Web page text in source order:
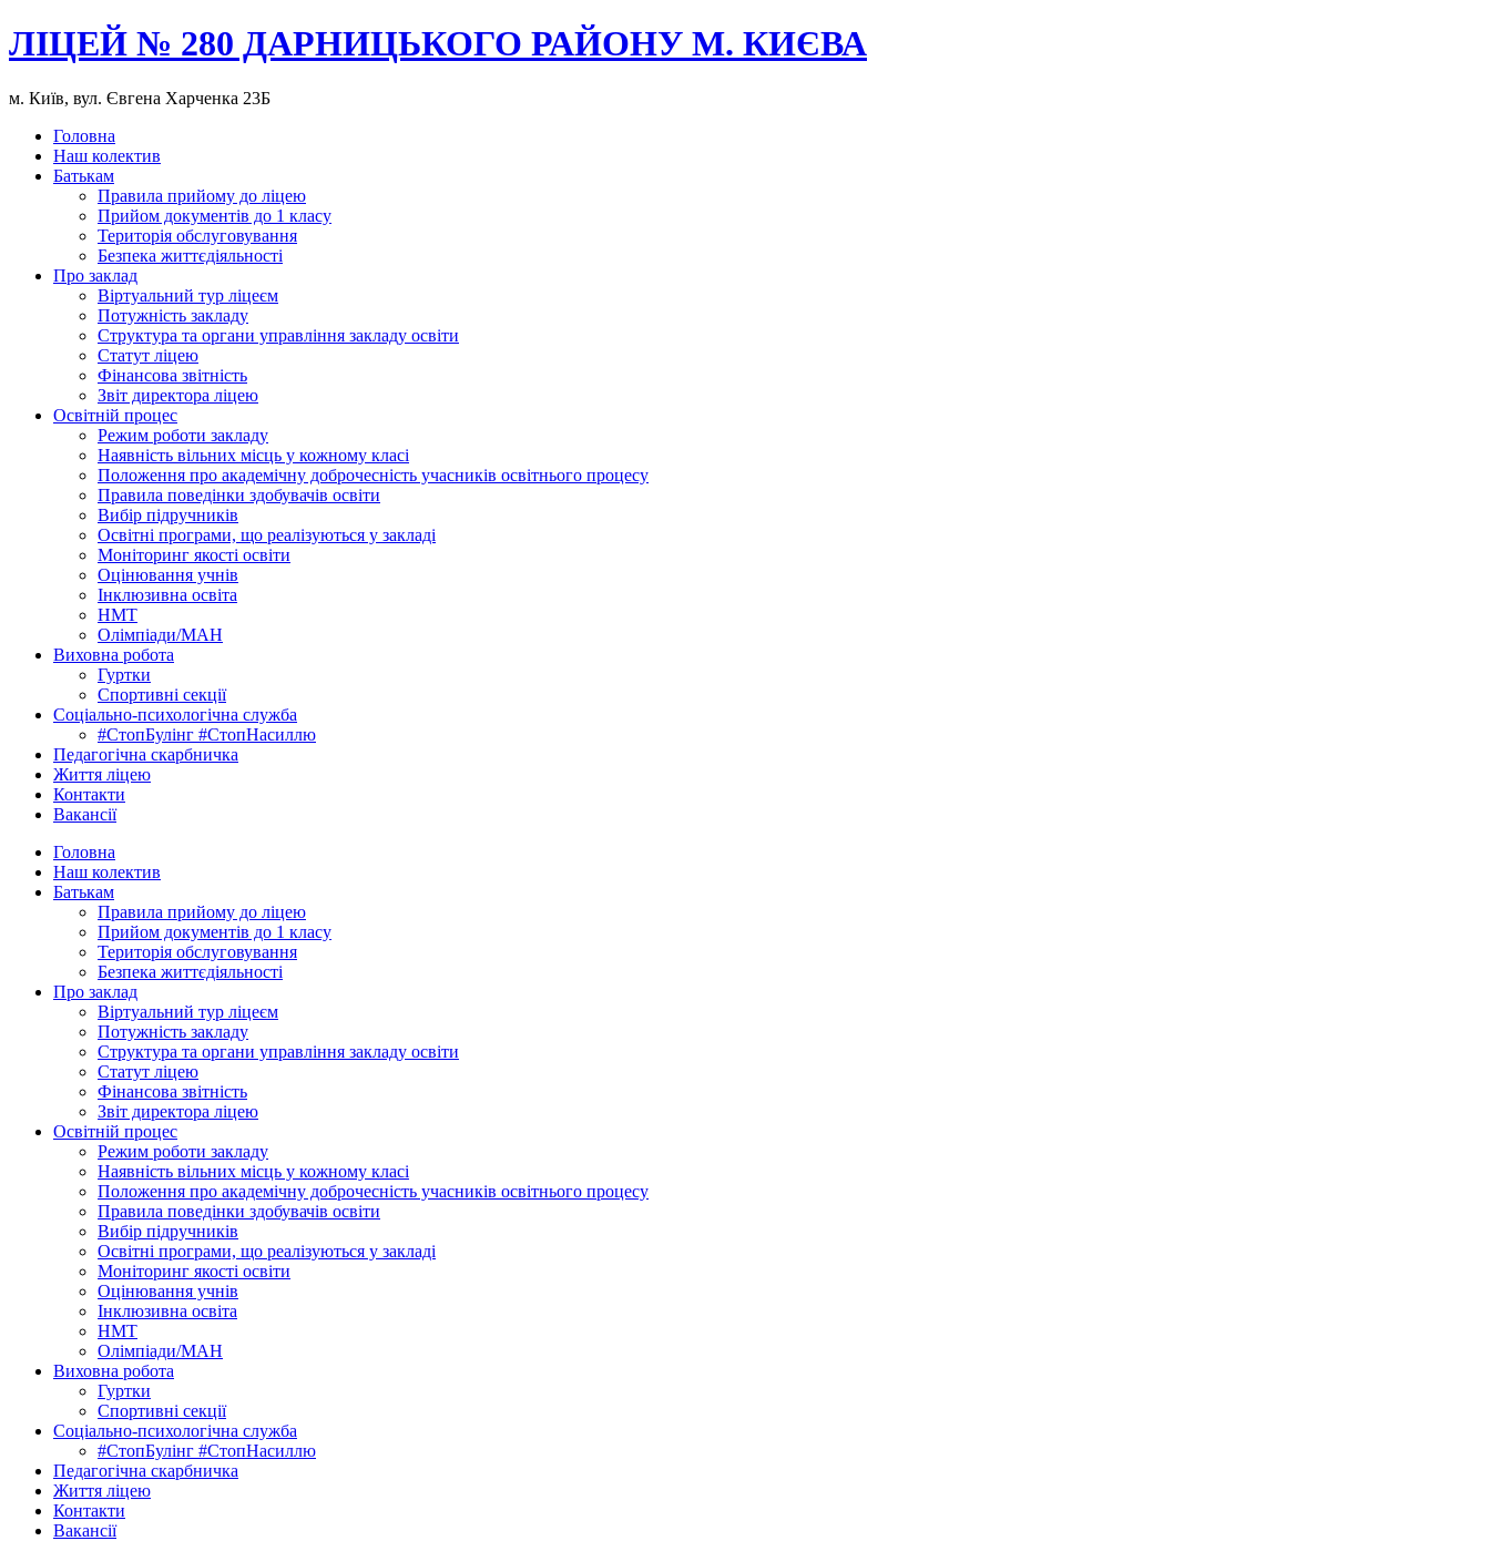
ЛІЦЕЙ № 280 ДАРНИЦЬКОГО РАЙОНУ М. КИЄВА
м. Київ, вул. Євгена Харченка 23Б
Головна
Наш колектив
Батькам
Правила прийому до ліцею
Прийом документів до 1 класу
Територія обслуговування
Безпека життєдіяльності
Про заклад
Віртуальний тур ліцеєм
Потужність закладу
Структура та органи управління закладу освіти
Статут ліцею
Фінансова звітність
Звіт директора ліцею
Освітній процес
Режим роботи закладу
Наявність вільних місць у кожному класі
Положення про академічну доброчесність учасників освітнього процесу
Правила поведінки здобувачів освіти
Вибір підручників
Освітні програми, що реалізуються у закладі
Моніторинг якості освіти
Оцінювання учнів
Інклюзивна освіта
НМТ
Олімпіади/МАН
Виховна робота
Гуртки
Спортивні секції
Соціально-психологічна служба
#СтопБулінг #СтопНасиллю
Педагогічна скарбничка
Життя ліцею
Контакти
Вакансії
Головна
Наш колектив
Батькам
Правила прийому до ліцею
Прийом документів до 1 класу
Територія обслуговування
Безпека життєдіяльності
Про заклад
Віртуальний тур ліцеєм
Потужність закладу
Структура та органи управління закладу освіти
Статут ліцею
Фінансова звітність
Звіт директора ліцею
Освітній процес
Режим роботи закладу
Наявність вільних місць у кожному класі
Положення про академічну доброчесність учасників освітнього процесу
Правила поведінки здобувачів освіти
Вибір підручників
Освітні програми, що реалізуються у закладі
Моніторинг якості освіти
Оцінювання учнів
Інклюзивна освіта
НМТ
Олімпіади/МАН
Виховна робота
Гуртки
Спортивні секції
Соціально-психологічна служба
#СтопБулінг #СтопНасиллю
Педагогічна скарбничка
Життя ліцею
Контакти
Вакансії